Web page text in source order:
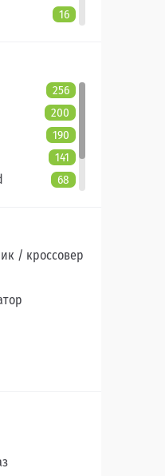
16
256
200
190
141
68
/ кроссовер